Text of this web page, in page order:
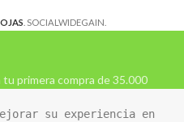
. SOCIALWIDEGAIN.
primera compra de 35.000
su experiencia en